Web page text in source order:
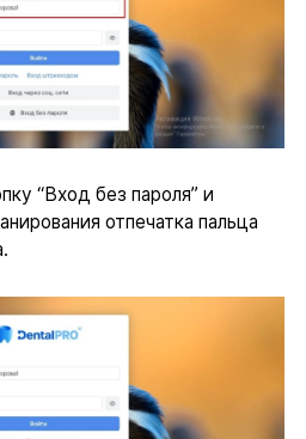
“Вход без пароля” и
отпечатка пальца